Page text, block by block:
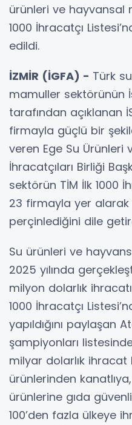
ürünleri ve hayvansal
1000 İhracatçı
edildi.
İZMİR (İGFA) - Türk
mamuller sektörünün
tarafından açıklanan
firmayla güçlü bir
veren Ege Su Ürünleri
İhracatçıları Birliği
sektörün TİM İlk 1000
23 firmayla yer
perçinlediğini dile
Su ürünleri ve
2025 yılında
milyon dolarlık
1000 İhracatçı
yapıldığını paylaşan
şampiyonları
milyar dolarlık ihracat
ürünlerinden
ürünlerine gıda
100’den fazla ülkeye